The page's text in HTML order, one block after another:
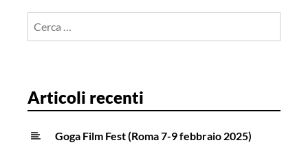
Articoli recenti
Goga Film Fest (Roma 7-9 febbraio 2025)